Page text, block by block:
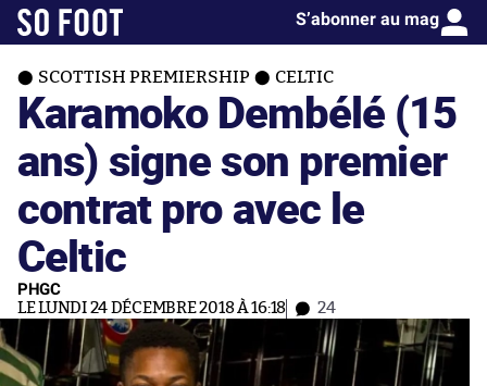
S’abonner au mag
SCOTTISH PREMIERSHIP CELTIC
Karamoko Dembélé (15
ans) signe son premier
contrat pro avec le
Celtic
PHGC
LE LUNDI 24 DÉCEMBRE 2018 À 16:18 24